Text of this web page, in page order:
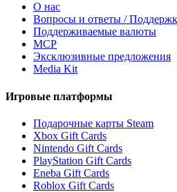
О нас
Вопросы и ответы /
Поддерживаемые валюты
MCP
Эксклюзивные предложения
Media Kit
Игровые платформы
Подарочные карты Steam
Xbox Gift Cards
Nintendo Gift Cards
PlayStation Gift Cards
Eneba Gift Cards
Roblox Gift Cards